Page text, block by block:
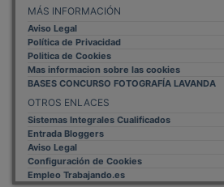
Aviso Legal
Política de Privacidad
Politica de Cookies
Mas informacion sobre las cookies
BASES CONCURSO FOTOGRAFÍA LAVANDA
OTROS ENLACES
Sistemas Integrales Cualificados
Entrada Bloggers
Aviso Legal
Configuración de Cookies
Empleo Trabajando.es